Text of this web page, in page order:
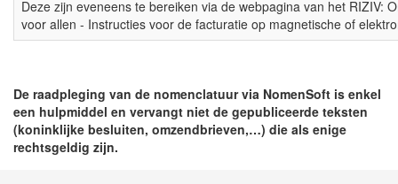
Deze zijn eveneens te bereiken via de webpagina van het RIZIV:
voor allen - Instructies voor de facturatie op magnetische of
De raadpleging van de nomenclatuur via NomenSoft is enkel
een hulpmiddel en vervangt niet de gepubliceerde teksten
(koninklijke besluiten, omzendbrieven,…) die als enige
rechtsgeldig zijn.